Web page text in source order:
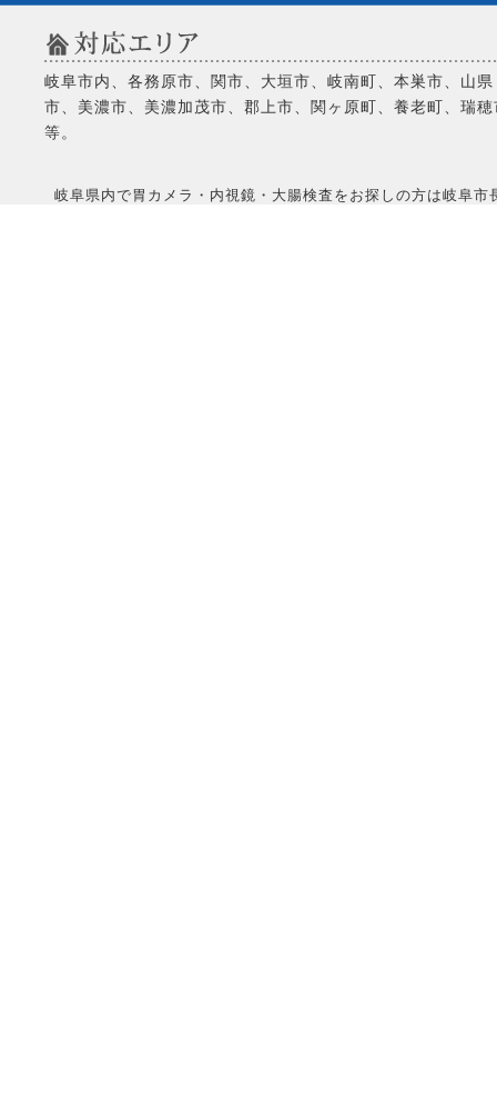
岐阜市内、各務原市、関市、大垣市、岐南町、本巣市、山県
市、美濃市、美濃加茂市、郡上市、関ヶ原町、養老町、瑞穂
等。
岐阜県内で胃カメラ・内視鏡・大腸検査をお探しの方は岐阜